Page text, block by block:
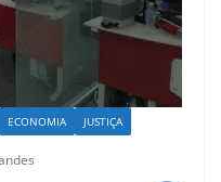
ECONOMIA JUSTIÇA